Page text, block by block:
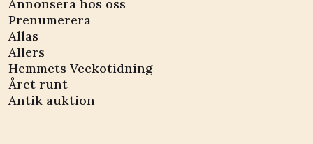
Annonsera hos oss
Prenumerera
Allas
Allers
Hemmets Veckotidning
Året runt
Antik auktion